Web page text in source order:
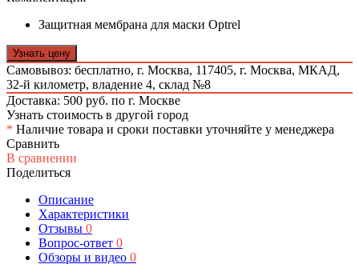
Защитная мембрана для маски Optrel
Узнать цену
Самовывоз: бесплатно, г. Москва, 117405, г. Москва, МКАД,
32-й километр, владение 4, склад №8
Доставка: 500 руб. по г. Москве
Узнать стоимость в другой город
* Наличие товара и сроки поставки уточняйте у менеджера
Сравнить
В сравнении
Поделиться
Описание
Характеристики
Отзывы 0
Вопрос-ответ 0
Обзоры и видео 0